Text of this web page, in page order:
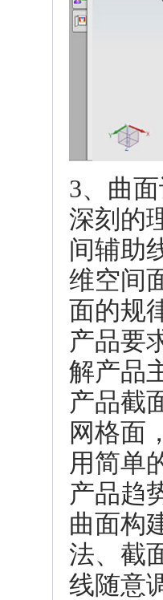
3、曲
深刻的
间辅助
维空间
面的规
产品要
解产品
产品截
网格面
用简单
产品趋
曲面构
法、截
线随意